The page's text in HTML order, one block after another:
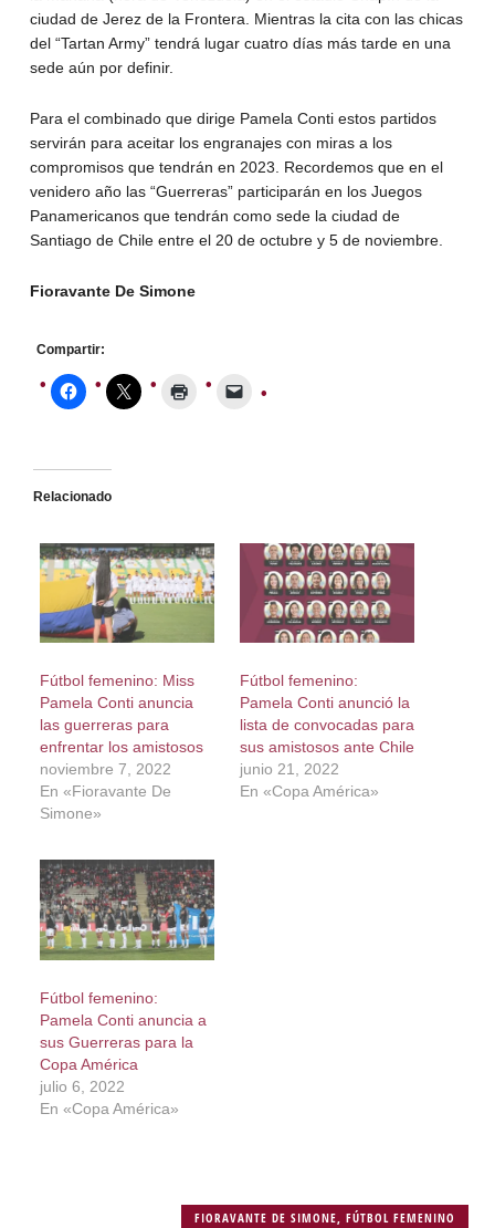
ciudad de Jerez de la Frontera. Mientras la cita con las chicas
del “Tartan Army” tendrá lugar cuatro días más tarde en una
sede aún por definir.
Para el combinado que dirige Pamela Conti estos partidos
servirán para aceitar los engranajes con miras a los
compromisos que tendrán en 2023. Recordemos que en el
venidero año las “Guerreras” participarán en los Juegos
Panamericanos que tendrán como sede la ciudad de
Santiago de Chile entre el 20 de octubre y 5 de noviembre.
Fioravante De Simone
Compartir:
Relacionado
Fútbol femenino: Miss
Pamela Conti anuncia
las guerreras para
enfrentar los amistosos
noviembre 7, 2022
En «Fioravante De
Simone»
Fútbol femenino:
Pamela Conti anunció la
lista de convocadas para
sus amistosos ante Chile
junio 21, 2022
En «Copa América»
Fútbol femenino:
Pamela Conti anuncia a
sus Guerreras para la
Copa América
julio 6, 2022
En «Copa América»
FIORAVANTE DE SIMONE ,FÚTBOL FEMENINO